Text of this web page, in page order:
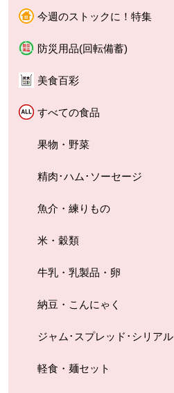
今週のストックに！特集
防災用品(回転備蓄)
美食百彩
すべての食品
果物・野菜
精肉･ハム･ソーセージ
魚介・練りもの
米・穀類
牛乳・乳製品・卵
納豆・こんにゃく
ジャム･スプレッド･シリアル
軽食・麺セット